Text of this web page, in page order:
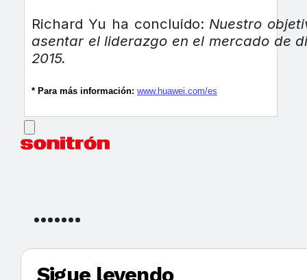
Richard Yu ha concluido: Nuestro
asentar el liderazgo en el mercado de
2015.
* Para más información: www.huawei.com/es
Sigue leyendo